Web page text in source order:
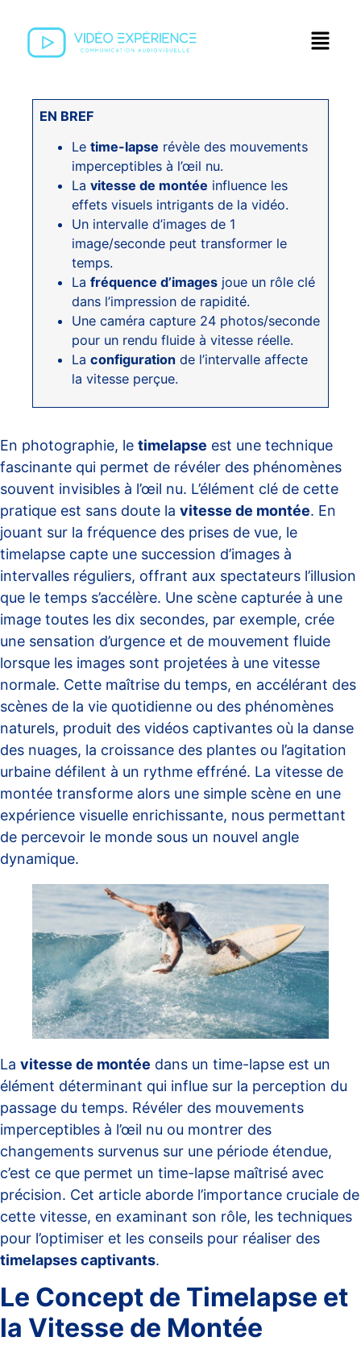
EN BREF
Letime-lapse révèle des mouvements
imperceptibles à l’œil nu.
Lavitesse de montée influence les
effets visuels intrigants de la vidéo.
Un intervalle d’images de 1
image/seconde peut transformer le
temps.
Lafréquence d’images joue un rôle clé
dans l’impression de rapidité.
Une caméra capture 24 photos/seconde
pour un rendu fluide à vitesse réelle.
Laconfiguration de l’intervalle affecte
la vitesse perçue.
En photographie, le timelapse est une technique
fascinante qui permet de révéler des phénomènes
souvent invisibles à l’œil nu. L’élément clé de cette
pratique est sans doute la vitesse de montée. En
jouant sur la fréquence des prises de vue, le
timelapse capte une succession d’images à
intervalles réguliers, offrant aux spectateurs l’illusion
que le temps s’accélère. Une scène capturée à une
image toutes les dix secondes, par exemple, crée
une sensation d’urgence et de mouvement fluide
lorsque les images sont projetées à une vitesse
normale. Cette maîtrise du temps, en accélérant des
scènes de la vie quotidienne ou des phénomènes
naturels, produit des vidéos captivantes où la danse
des nuages, la croissance des plantes ou l’agitation
urbaine défilent à un rythme effréné. La vitesse de
montée transforme alors une simple scène en une
expérience visuelle enrichissante, nous permettant
de percevoir le monde sous un nouvel angle
dynamique.
La vitesse de montée dans un time-lapse est un
élément déterminant qui influe sur la perception du
passage du temps. Révéler des mouvements
imperceptibles à l’œil nu ou montrer des
changements survenus sur une période étendue,
c’est ce que permet un time-lapse maîtrisé avec
précision. Cet article aborde l’importance cruciale de
cette vitesse, en examinant son rôle, les techniques
pour l’optimiser et les conseils pour réaliser des
timelapses captivants.
Le Concept de Timelapse et
la Vitesse de Montée